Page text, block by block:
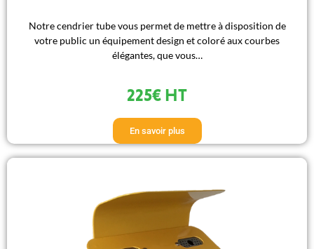
Notre cendrier tube vous permet de mettre à disposition de
votre public un équipement design et coloré aux courbes
élégantes, que vous…
225€ HT
En savoir plus